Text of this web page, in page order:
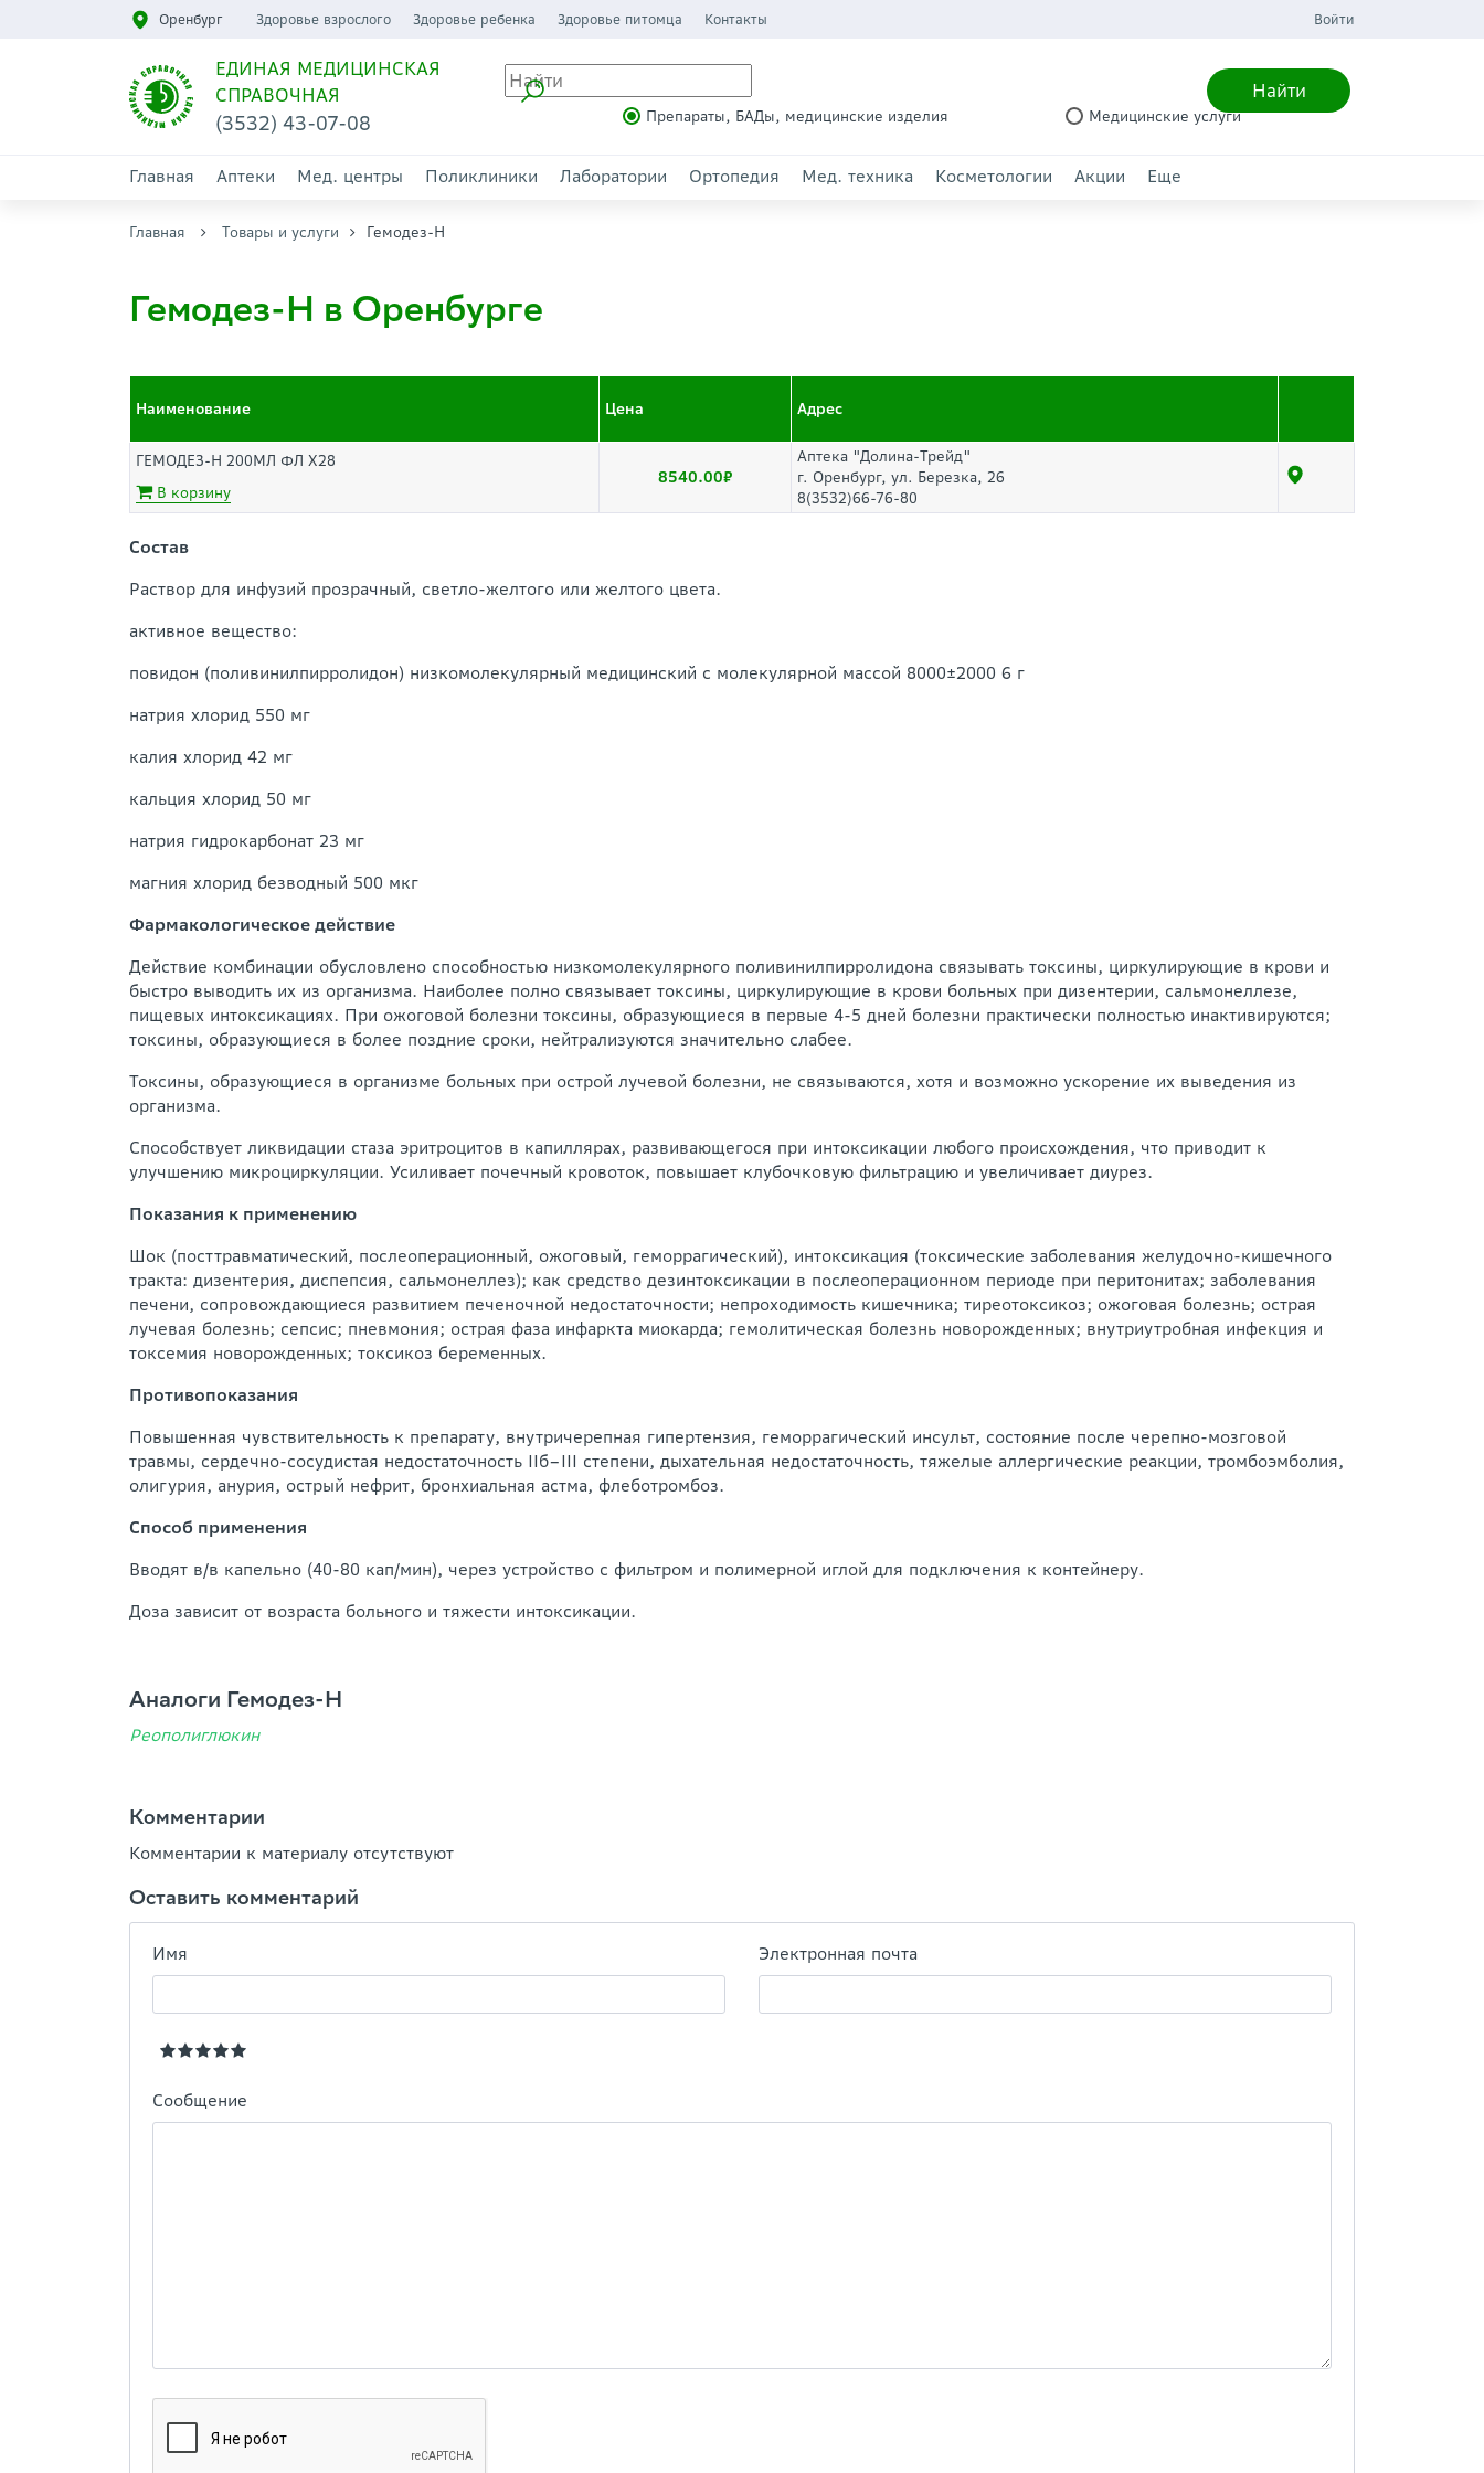
Оренбург Здоровье взрослого Здоровье ребенка Здоровье питомца Контакты Войти
ЕДИНАЯ МЕДИЦИНСКАЯ
СПРАВОЧНАЯ
(3532) 43-07-08
Найти
Препараты, БАДы, медицинские изделия Медицинские услуги
Главная Аптеки Мед. центры Поликлиники Лаборатории Ортопедия Мед. техника Косметологии Акции Еще
Главная Товары и услуги Гемодез-Н
Гемодез-Н в Оренбурге
Наименование Цена Адрес
ГЕМОДЕЗ-Н 200МЛ ФЛ Х28
В корзину
8540.00
Аптека "Долина-Трейд"
г. Оренбург, ул. Березка, 26
8(3532)66-76-80
Состав
Раствор для инфузий прозрачный, светло-желтого или желтого цвета.
активное вещество:
повидон (поливинилпирролидон) низкомолекулярный медицинский с молекулярной массой 8000±2000 6 г
натрия хлорид 550 мг
калия хлорид 42 мг
кальция хлорид 50 мг
натрия гидрокарбонат 23 мг
магния хлорид безводный 500 мкг
Фармакологическое действие
Действие комбинации обусловлено способностью низкомолекулярного поливинилпирролидона связывать токсины, циркулирующие в крови и
быстро выводить их из организма. Наиболее полно связывает токсины, циркулирующие в крови больных при дизентерии, сальмонеллезе,
пищевых интоксикациях. При ожоговой болезни токсины, образующиеся в первые 4-5 дней болезни практически полностью инактивируются;
токсины, образующиеся в более поздние сроки, нейтрализуются значительно слабее.
Токсины, образующиеся в организме больных при острой лучевой болезни, не связываются, хотя и возможно ускорение их выведения из
организма.
Способствует ликвидации стаза эритроцитов в капиллярах, развивающегося при интоксикации любого происхождения, что приводит к
улучшению микроциркуляции. Усиливает почечный кровоток, повышает клубочковую фильтрацию и увеличивает диурез.
Показания к применению
Шок (посттравматический, послеоперационный, ожоговый, геморрагический), интоксикация (токсические заболевания желудочно-кишечного
тракта: дизентерия, диспепсия, сальмонеллез); как средство дезинтоксикации в послеоперационном периоде при перитонитах; заболевания
печени, сопровождающиеся развитием печеночной недостаточности; непроходимость кишечника; тиреотоксикоз; ожоговая болезнь; острая
лучевая болезнь; сепсис; пневмония; острая фаза инфаркта миокарда; гемолитическая болезнь новорожденных; внутриутробная инфекция и
токсемия новорожденных; токсикоз беременных.
Противопоказания
Повышенная чувствительность к препарату, внутричерепная гипертензия, геморрагический инсульт, состояние после черепно-мозговой
травмы, сердечно-сосудистая недостаточность IIб–III степени, дыхательная недостаточность, тяжелые аллергические реакции, тромбоэмболия,
олигурия, анурия, острый нефрит, бронхиальная астма, флеботромбоз.
Способ применения
Вводят в/в капельно (40-80 кап/мин), через устройство с фильтром и полимерной иглой для подключения к контейнеру.
Доза зависит от возраста больного и тяжести интоксикации.
Аналоги Гемодез-Н
Реополиглюкин
Комментарии
Комментарии к материалу отсутствуют
Оставить комментарий
Имя Электронная почта
Сообщение